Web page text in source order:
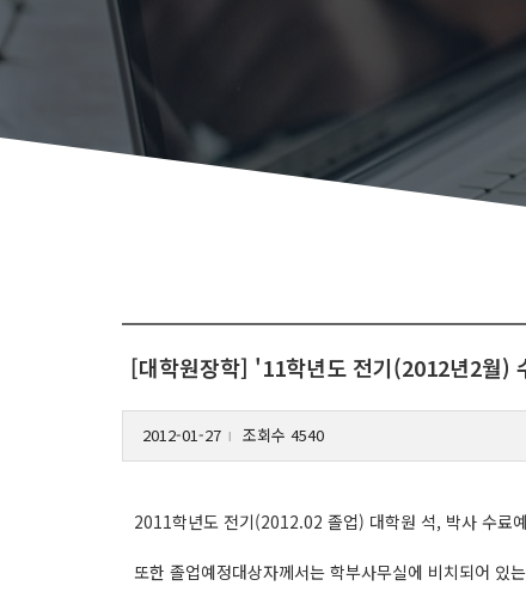
[대학원장학] '11학년도 전기(2012년2월)
2012-01-27 l 조회수 4540
2011학년도 전기(2012.02 졸업) 대학원 석, 박사 수료
또한 졸업예정대상자께서는 학부사무실에 비치되어